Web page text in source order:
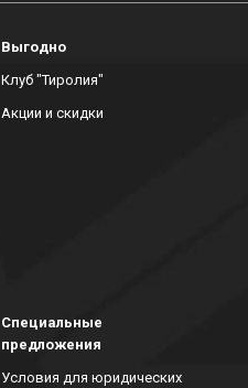
Выгодно
Клуб "Тиролия"
Акции и скидки
Специальные
предложения
Условия для юридических